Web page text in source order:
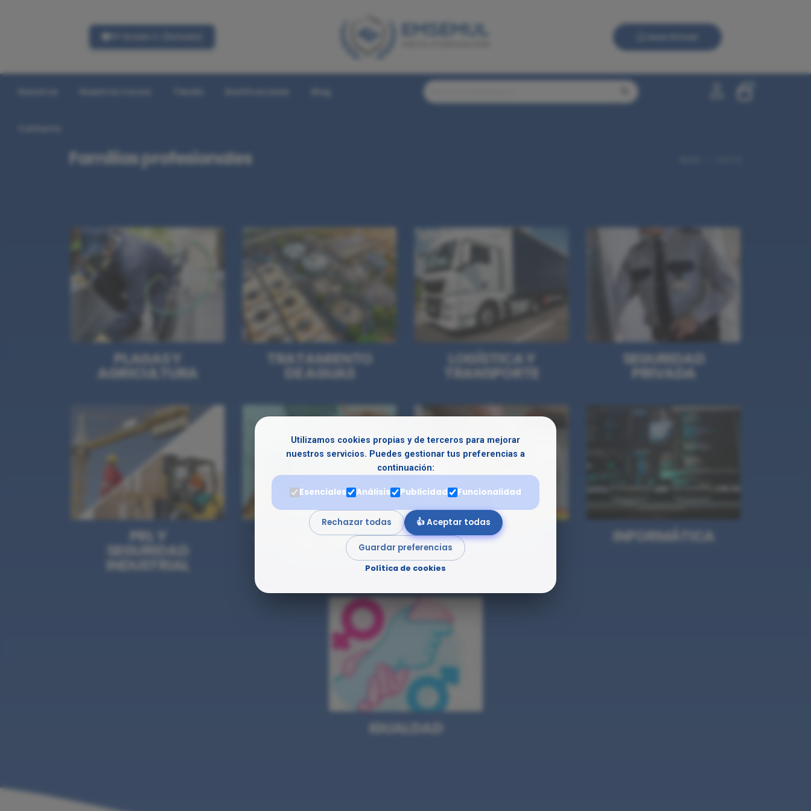
Utilizamos cookies propias y de terceros para mejorar
nuestros servicios. Puedes gestionar tus preferencias a
continuación:
Esenciales Análisis Publicidad Funcionalidad
Rechazar todas 👍 Aceptar todas
Guardar preferencias
Política de cookies
Familias profesionales
PLAGAS Y
AGRICULTURA
TRATAMIENTO
DE AGUAS
LOGÍSTICA Y
TRANSPORTE
SEGURIDAD
PRIVADA
PRL Y
SEGURIDAD
INDUSTRIAL
ADMINISTRACIÓN
Y GESTIÓN
SANITARIOS INFORMÁTICA
IGUALDAD